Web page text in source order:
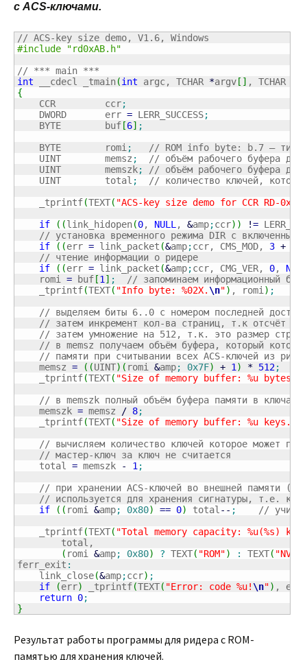
с ACS-ключами.
// ACS-key size demo, V1.6, Windows
#include "rd0xAB.h"
// *** main ***
int __cdecl _tmain(int argc, TCHAR *argv [ ] , TCHAR
{
    CCR         ccr
;
    DWORD       err
= LERR_SUCCESS;
    BYTE        buf
[6] ;
    BYTE        romi
;
// ROM info byte: b.7 – тип
    UINT        memsz
;
// объём рабочего буфера для
    UINT        memszk
;
// объём рабочего буфера для
    UINT        total
;
// количество ключей,
    _tprintf
(TEXT( "ACS-key size demo for CCR RD-
if
( (link_hidopen(0, NULL , &amp;ccr) ) !=
// установка временного режима DIR с включенным
if
( (err = link_packet (&amp;ccr, CMS_MOD, 3 +
// чтение информации о ридере
if
( (err = link_packet (&amp;ccr, CMG_VER, 0, NULL
    romi
= buf [1 ] ;
// запоминаем информационный байт
    _tprintf
(TEXT( "Info byte: %02X. \n") , romi ) ;
// выделяем биты 6..0 с номером последней
// затем инкремент кол-ва страниц, т.к отсчёт
// затем умножение на 512, т.к. это размер
// в memsz получаем объём буфера, который
// памяти при считывании всех ACS-ключей из
    memsz
= ( (UINT) ( romi &amp; 0x7F) + 1 ) * 512;
    _tprintf
(TEXT( "Size of memory buffer: %u bytes.
// в memszk полный объём буфера памяти в ключах
    memszk
= memsz / 8;
    _tprintf
(TEXT( "Size of memory buffer: %u keys.
// вычисляем количество ключей которое может
// мастер-ключ за ключ не считается
    total
= memszk - 1 ;
// при хранении ACS-ключей во внешней памяти
// используется для хранения сигнатуры, т.е.
if
( ( romi &amp; 0x80) == 0) total -- ;
//
    _tprintf
(TEXT( "Total memory capacity: %u(%s)
        total,
( romi &amp; 0x80) ? TEXT( "ROM") : TEXT( "NVM"
ferr_exit :
    link_close
(&amp;ccr) ;
if
(err) _tprintf(TEXT( "Error: code %u! \n") , err
return 0;
}
Результат работы программы для ридера с ROM-
памятью для хранения ключей.